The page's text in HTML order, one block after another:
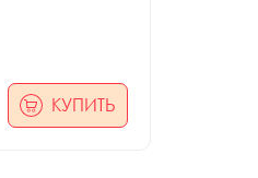
КУПИТЬ